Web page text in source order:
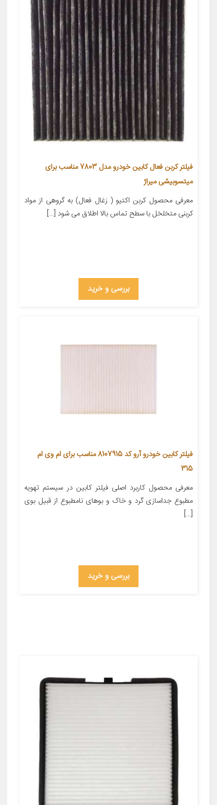
فیلتر کربن فعال کابین خودرو مدل 7803 مناسب برای
میتسوبیشی میراژ
معرفی محصول کربن اکتیو ( زغال فعال) به گروهی از مواد
کربنی متخلخل با سطح تماس بالا اطلاق می شود […]
بررسی و خرید
فیلتر کابین خودرو آرو کد 8107915 مناسب برای ام وی ام
315
معرفی محصول کاربرد اصلی فیلتر کابین در سیستم تهویه
مطبوع جداسازی گرد و خاک و بوهای نامطبوع از قبیل بوی
[…]
بررسی و خرید